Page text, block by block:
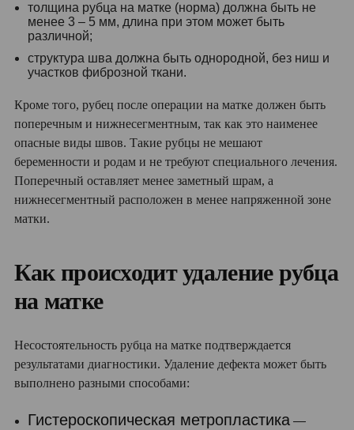
толщина рубца на матке (норма) должна быть не
менее 3 – 5 мм, длина при этом может быть
различной;
структура шва должна быть однородной, без ниш и
участков фиброзной ткани.
Кроме того, рубец после операции на матке должен быть
поперечным и нижнесегментным, так как это наименее
опасные виды швов. Такие рубцы не мешают
беременности и родам и не требуют специального лечения.
Поперечный оставляет менее заметный шрам, а
нижнесегментный расположен в менее напряженной зоне
матки.
Как происходит удаление рубца
на матке
Несостоятельность рубца на матке подтверждается
результатами диагностики. Удаление дефекта может быть
выполнено разными способами:
Гистероскопическая метропластика—